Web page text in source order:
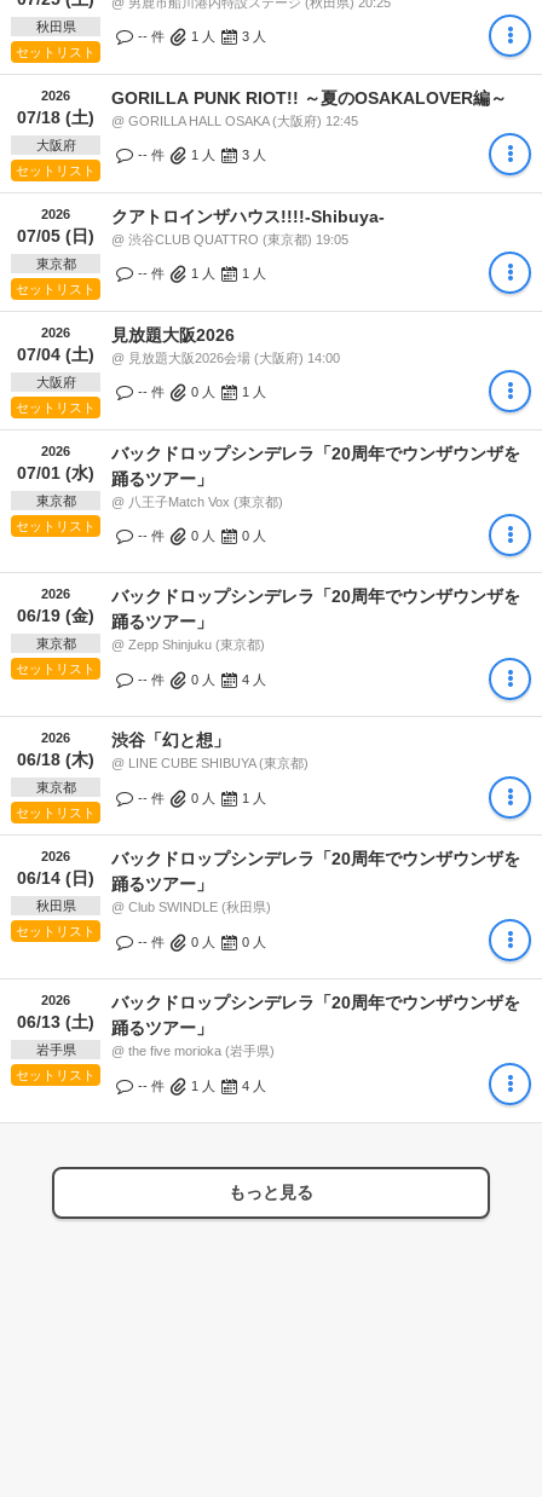
秋田県
セットリスト
-- 件 1 人 3 人
2026
07/18 (土)
大阪府
セットリスト
GORILLA PUNK RIOT!! ～夏のOSAKALOVER編～
@ GORILLA HALL OSAKA (大阪府) 12:45
-- 件 1 人 3 人
2026
07/05 (日)
東京都
セットリスト
クアトロインザハウス!!!!-Shibuya-
@ 渋谷CLUB QUATTRO (東京都) 19:05
-- 件 1 人 1 人
2026
07/04 (土)
大阪府
セットリスト
見放題大阪2026
@ 見放題大阪2026会場 (大阪府) 14:00
-- 件 0 人 1 人
2026
07/01 (水)
東京都
セットリスト
バックドロップシンデレラ「20周年でウンザウンザを
踊るツアー」
@ 八王子Match Vox (東京都)
-- 件 0 人 0 人
2026
06/19 (金)
東京都
セットリスト
バックドロップシンデレラ「20周年でウンザウンザを
踊るツアー」
@ Zepp Shinjuku (東京都)
-- 件 0 人 4 人
2026
06/18 (木)
東京都
セットリスト
渋谷「幻と想」
@ LINE CUBE SHIBUYA (東京都)
-- 件 0 人 1 人
2026
06/14 (日)
秋田県
セットリスト
バックドロップシンデレラ「20周年でウンザウンザを
踊るツアー」
@ Club SWINDLE (秋田県)
-- 件 0 人 0 人
2026
06/13 (土)
岩手県
セットリスト
バックドロップシンデレラ「20周年でウンザウンザを
踊るツアー」
@ the five morioka (岩手県)
-- 件 1 人 4 人
もっと見る